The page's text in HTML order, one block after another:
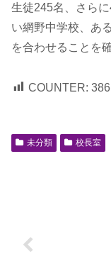
生徒245名、さら
い網野中学校、あ
を合わせることを
COUNTER: 386
未分類 校長室